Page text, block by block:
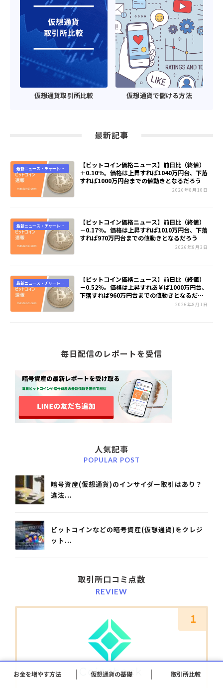
仮想通貨取引所比較 仮想通貨で儲ける方法
最新記事
最新ニュース・チャート速
報
【ビットコイン価格ニュース】前日比（終値）
＋0.10％。価格は上昇すれば1040万円台、下落
すれば1000万円台までの値動きとなるだろう
2026年8月10日
最新ニュース・チャート速
報
【ビットコイン価格ニュース】前日比（終値）
－0.17％。価格は上昇すれば1010万円台、下落
すれば970万円台までの値動きとなるだろう
2026年8月3日
最新ニュース・チャート速
報
【ビットコイン価格ニュース】前日比（終値）
－0.52％。価格は上昇すれあ￥ば1000万円台、
下落すれば960万円台までの値動きとなるだろ
2026年8月1日
毎日配信のレポートを受信
人気記事
POPULAR POST
暗号資産(仮想通貨)のインサイダー取引はあり？
違法...
ビットコインなどの暗号資産(仮想通貨)をクレジ
ット...
取引所口コミ点数
REVIEW
1
お金を増やす方法 仮想通貨の基礎 取引所比較